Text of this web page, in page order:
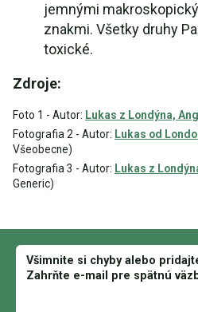
jemnými
znakmi. Všetky druhy
toxické.
Zdroje:
Foto 1 - Autor: Lukas z Londýna,
Fotografia 2 - Autor: Lukas od
Všeobecne)
Fotografia 3 - Autor: Lukas z
Generic)